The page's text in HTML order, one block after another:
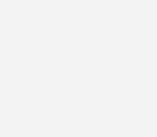
[GK] Dan Houser (GTA)
[GK] Comment EA Sports
[GK] Crimson Moon : un